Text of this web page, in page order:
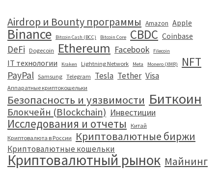
Airdrop и Bounty программы Amazon Apple
Binance Bitcoin Cash (BCC) Bitcoin Core CBDC Coinbase
DeFi Dogecoin Ethereum Facebook Filecoin
IT технологии Kraken Lightning Network Meta Monero (XMR) NFT
PayPal Samsung Telegram Tesla Tether Visa
Аппаратные криптокошельки
Безопасность и уязвимости Биткоин
Блокчейн (Blockchain) Инвестиции
Исследования и отчеты
Китай
Криптовалюта в России
Криптовалютные биржи
Криптовалютные кошельки
Криптовалютный рынок Майнинг